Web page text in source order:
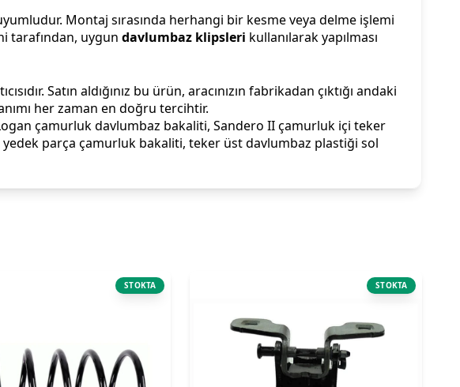
Montaj sırasında herhangi bir kesme veya delme işlemi
tarafından, uygun davlumbaz klipsleri kullanılarak yapılması
Satın aldığınız bu ürün, aracınızın fabrikadan çıktığı andaki
her zaman en doğru tercihtir.
çamurluk davlumbaz bakaliti, Sandero II çamurluk içi teker
parça çamurluk bakaliti, teker üst davlumbaz plastiği sol
STOKTA STOKTA